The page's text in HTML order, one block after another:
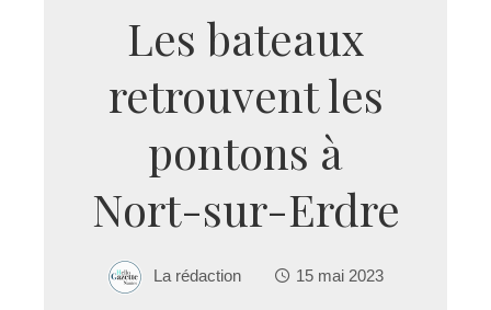
Les bateaux
retrouvent les
pontons à
Nort-sur-Erdre
La rédaction 15 mai 2023